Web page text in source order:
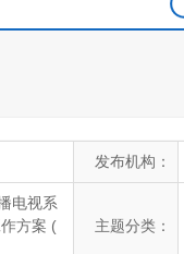
发布机构：
电视系
方案 (
主题分类：